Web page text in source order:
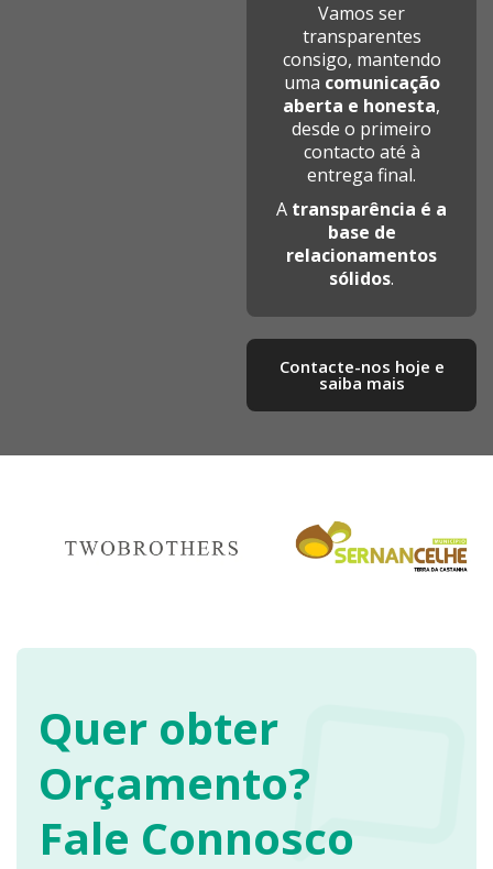
Vamos ser
transparentes
consigo, mantendo
uma comunicação
aberta e honesta,
desde o primeiro
contacto até à
entrega final.
A transparência é a
base de
relacionamentos
sólidos.
Contacte-nos hoje e
saiba mais​
Quer obter
Orçamento?
Fale Connosco